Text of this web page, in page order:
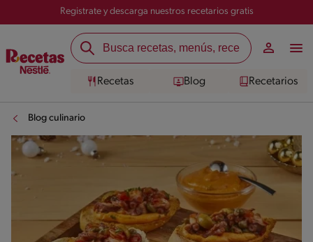
Registrate y descarga nuestros recetarios gratis
Recetas Blog Recetarios
Blog culinario